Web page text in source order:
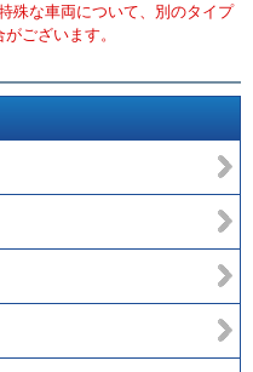
殊な車両について、別のタイプ
ございます。